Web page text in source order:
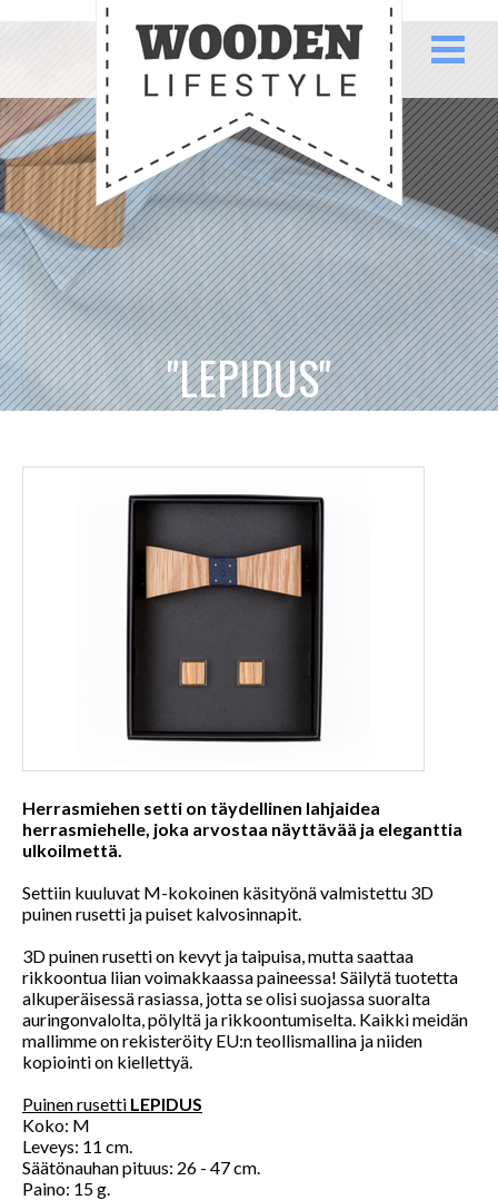
"LEPIDUS"
Herrasmiehen setti on täydellinen lahjaidea
herrasmiehelle, joka arvostaa näyttävää ja eleganttia
ulkoilmettä.
Settiin kuuluvat M-kokoinen käsityönä valmistettu 3D
puinen rusetti ja puiset kalvosinnapit.
3D puinen rusetti on kevyt ja taipuisa, mutta saattaa
rikkoontua liian voimakkaassa paineessa! Säilytä tuotetta
alkuperäisessä rasiassa, jotta se olisi suojassa suoralta
auringonvalolta, pölyltä ja rikkoontumiselta. Kaikki meidän
mallimme on rekisteröity EU:n teollismallina ja niiden
kopiointi on kiellettyä.
Puinen rusetti LEPIDUS
Koko: M
Leveys: 11 cm.
Säätönauhan pituus: 26 - 47 cm.
Paino: 15 g.